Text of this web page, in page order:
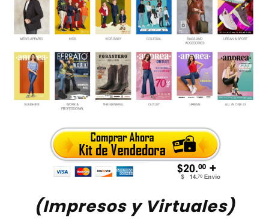
(Impresos y Virtuales)